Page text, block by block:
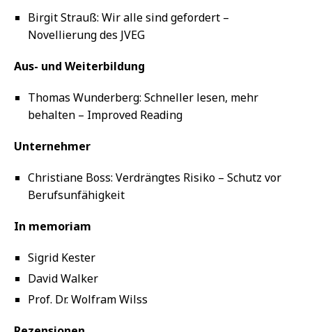
Birgit Strauß: Wir alle sind gefordert –
Novellierung des JVEG
Aus- und Weiterbildung
Thomas Wunderberg: Schneller lesen, mehr
behalten – Improved Reading
Unternehmer
Christiane Boss: Verdrängtes Risiko – Schutz vor
Berufsunfähigkeit
In memoriam
Sigrid Kester
David Walker
Prof. Dr. Wolfram Wilss